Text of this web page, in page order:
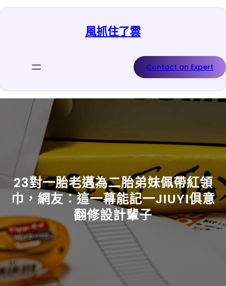
跳
風抓住了雲
Contact an Expert
23對一胎老邁為二胎弟妹佩帶紅領
巾，網友：這一幕能記一JIUYI俱意
翻修設計輩子